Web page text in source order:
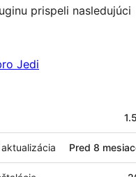
prispeli nasledujúci
Jedi
Pred 8